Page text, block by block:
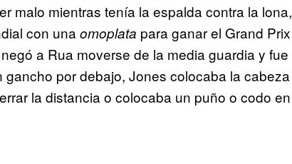
malo mientras tenía la espalda contra la lona,
con una omoplata para ganar el Grand Prix
a Rua moverse de la media guardia y fue
por debajo, Jones colocaba la cabeza
la distancia o colocaba un puño o codo en